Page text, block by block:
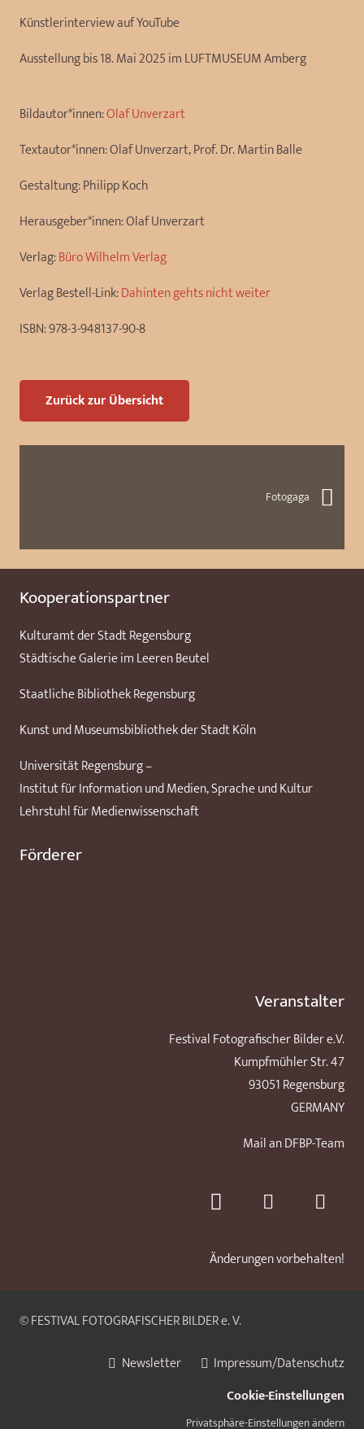
Künstlerinterview auf YouTube
Ausstellung bis 18. Mai 2025 im LUFTMUSEUM Amberg
Bildautor*innen:Olaf Unverzart
Textautor*innen:Olaf Unverzart, Prof. Dr. Martin Balle
Gestaltung:Philipp Koch
Herausgeber*innen:Olaf Unverzart
Verlag:Büro Wilhelm Verlag
Verlag Bestell-Link:Dahinten gehts nicht weiter
ISBN:978-3-948137-90-8
Zurück zur Übersicht
Fotogaga
Kooperationspartner
Kulturamt der Stadt Regensburg
Städtische Galerie im Leeren Beutel
Staatliche Bibliothek Regensburg
Kunst und Museumsbibliothek der Stadt Köln
Universität Regensburg –
Institut für Information und Medien, Sprache und Kultur
Lehrstuhl für Medienwissenschaft
Förderer
Veranstalter
Festival Fotografischer Bilder e.V.
Kumpfmühler Str. 47
93051 Regensburg
GERMANY
Mail an DFBP-Team
Änderungen vorbehalten!
© FESTIVAL FOTOGRAFISCHER BILDER e. V.
Newsletter
Impressum/Datenschutz
Cookie-Einstellungen
Privatsphäre-Einstellungen ändern